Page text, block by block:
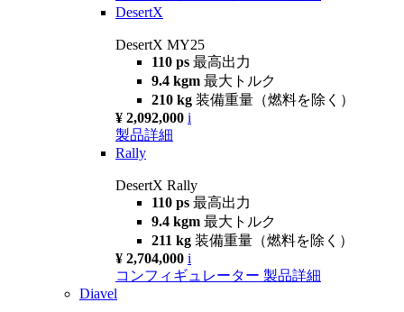
DesertX
DesertX MY25
110 ps 最高出力
9.4 kgm 最大トルク
210 kg 装備重量（燃料を除く）
¥ 2,092,000 i
製品詳細
Rally
DesertX Rally
110 ps 最高出力
9.4 kgm 最大トルク
211 kg 装備重量（燃料を除く）
¥ 2,704,000 i
コンフィギュレーター 製品詳細
Diavel